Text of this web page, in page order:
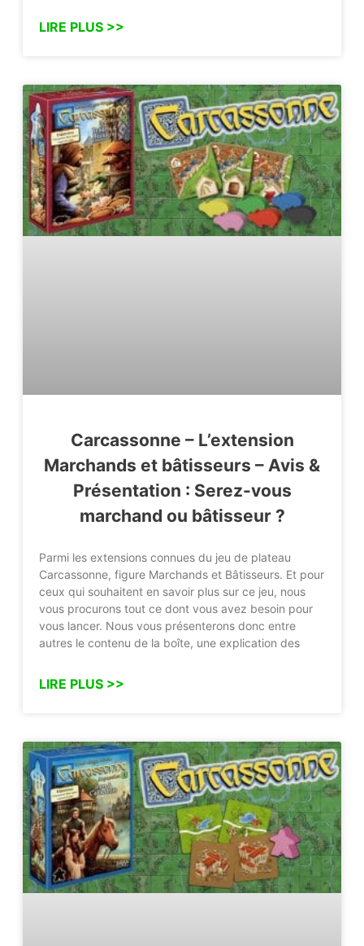
LIRE PLUS >>
Carcassonne – L’extension
Marchands et bâtisseurs – Avis &
Présentation : Serez-vous
marchand ou bâtisseur ?
Parmi les extensions connues du jeu de plateau
Carcassonne, figure Marchands et Bâtisseurs. Et pour
ceux qui souhaitent en savoir plus sur ce jeu, nous
vous procurons tout ce dont vous avez besoin pour
vous lancer. Nous vous présenterons donc entre
autres le contenu de la boîte, une explication des
LIRE PLUS >>